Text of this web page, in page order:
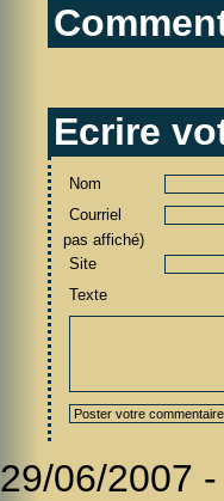
Ecrire
Nom
Courriel
pas affiché)
Site
Texte
29/06/2007